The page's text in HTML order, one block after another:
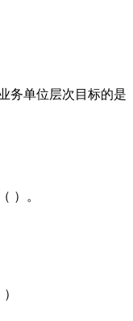
务单位层次目标的是
）。